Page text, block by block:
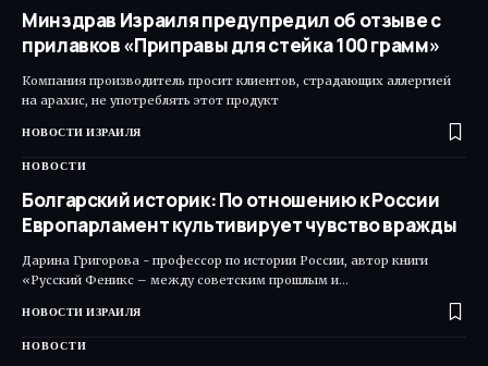
Минздрав Израиля предупредил об отзыве с
прилавков «Приправы для стейка 100 грамм»
Компания производитель просит клиентов, страдающих аллергией
на арахис, не употреблять этот продукт
НОВОСТИ ИЗРАИЛЯ
НОВОСТИ
Болгарский историк: По отношению к России
Европарламент культивирует чувство вражды
Дарина Григорова - профессор по истории России, автор книги
«Русский Феникс – между советским прошлым и…
НОВОСТИ ИЗРАИЛЯ
НОВОСТИ